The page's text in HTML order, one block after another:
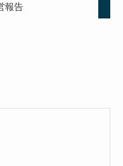
報告